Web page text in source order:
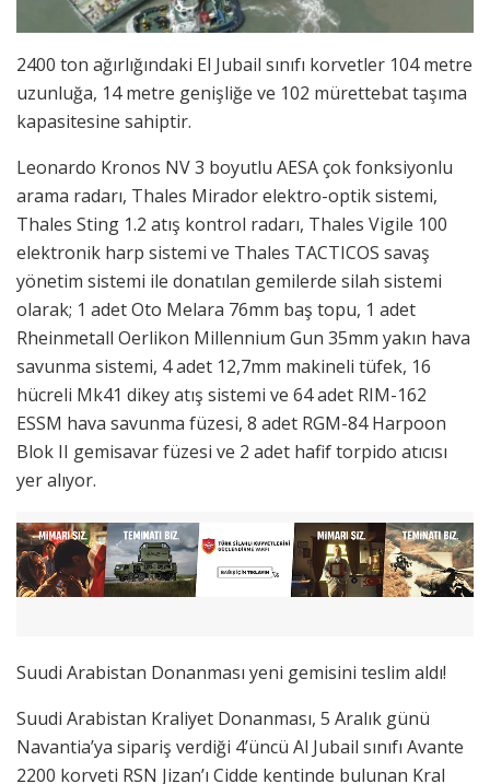
2400 ton ağırlığındaki El Jubail sınıfı korvetler 104 metre
uzunluğa, 14 metre genişliğe ve 102 mürettebat taşıma
kapasitesine sahiptir.
Leonardo Kronos NV 3 boyutlu AESA çok fonksiyonlu
arama radarı, Thales Mirador elektro-optik sistemi,
Thales Sting 1.2 atış kontrol radarı, Thales Vigile 100
elektronik harp sistemi ve Thales TACTICOS savaş
yönetim sistemi ile donatılan gemilerde silah sistemi
olarak; 1 adet Oto Melara 76mm baş topu, 1 adet
Rheinmetall Oerlikon Millennium Gun 35mm yakın hava
savunma sistemi, 4 adet 12,7mm makineli tüfek, 16
hücreli Mk41 dikey atış sistemi ve 64 adet RIM-162
ESSM hava savunma füzesi, 8 adet RGM-84 Harpoon
Blok II gemisavar füzesi ve 2 adet hafif torpido atıcısı
yer alıyor.
Suudi Arabistan Donanması yeni gemisini teslim aldı!
Suudi Arabistan Kraliyet Donanması, 5 Aralık günü
Navantia’ya sipariş verdiği 4’üncü Al Jubail sınıfı Avante
2200 korveti RSN Jizan’ı Cidde kentinde bulunan Kral